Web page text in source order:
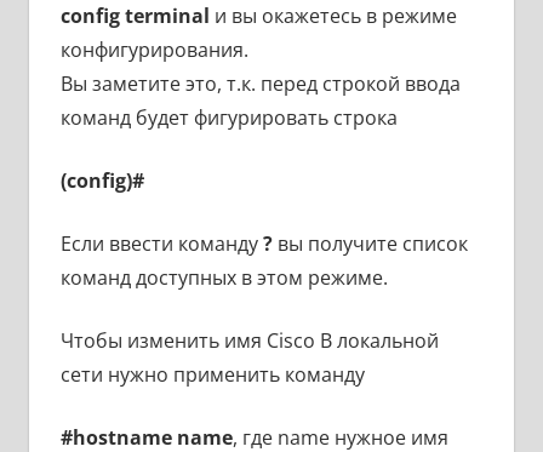
config terminal и вы окажетесь в режиме
конфигурирования.
Вы заметите это, т.к. перед строкой ввода
команд будет фигурировать строка
(config)#
Если ввести команду?вы получите список
команд доступных в этом режиме.
Чтобы изменить имя Cisco В локальной
сети нужно применить команду
#hostname name, где name нужное имя